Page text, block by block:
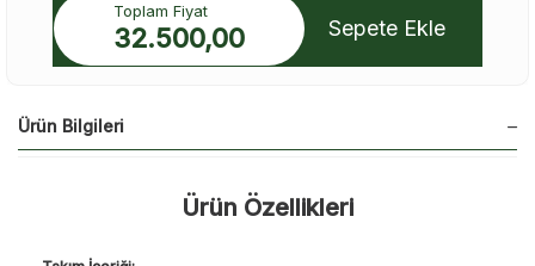
Toplam Fiyat
32.500,00 Sepete Ekle
Ürün Bilgileri
Ürün Özellikleri